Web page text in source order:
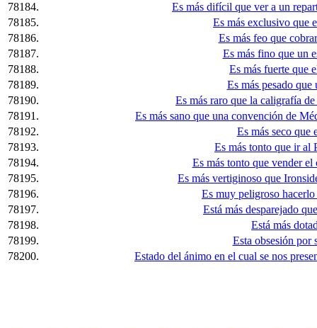
78184.
Es más difícil que ver a un
78185.
Es más exclusivo que
78186.
Es más feo que
78187.
Es más fino que un
78188.
Es más fuerte que
78189.
Es más pesado que
78190.
Es más raro que la caligrafía
78191.
Es más sano que una convención de
78192.
Es más seco que
78193.
Es más tonto que ir al
78194.
Es más tonto que vender el
78195.
Es más vertiginoso que
78196.
Es muy peligroso
78197.
Está más desparejado
78198.
Está más
78199.
Esta obsesión por
78200.
Estado del ánimo en el cual se nos